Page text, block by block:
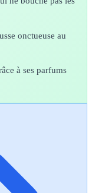
onctueuse au
à ses parfums